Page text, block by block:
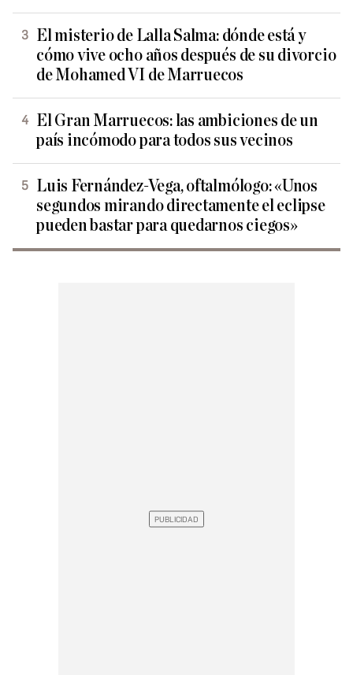
El misterio de Lalla Salma: dónde está y
cómo vive ocho años después de su divorcio
de Mohamed VI de Marruecos
El Gran Marruecos: las ambiciones de un
país incómodo para todos sus vecinos
Luis Fernández-Vega, oftalmólogo: «Unos
segundos mirando directamente el eclipse
pueden bastar para quedarnos ciegos»